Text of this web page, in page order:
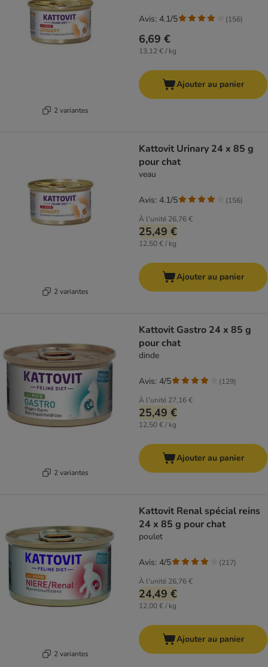
2 variantes
6,69 €
13,12 € / kg
Avis: 4.1/5 (156)
Ajouter au panier
2 variantes
Kattovit Urinary 24 x 85 g
pour chat
veau
À l'unité 26,76 €
25,49 €
12,50 € / kg
Avis: 4.1/5 (156)
Ajouter au panier
2 variantes
Kattovit Gastro 24 x 85 g
pour chat
dinde
À l'unité 27,16 €
25,49 €
12,50 € / kg
Avis: 4/5 (129)
Ajouter au panier
2 variantes
Kattovit Renal spécial reins
24 x 85 g pour chat
poulet
À l'unité 26,76 €
24,49 €
12,00 € / kg
Avis: 4/5 (217)
Ajouter au panier